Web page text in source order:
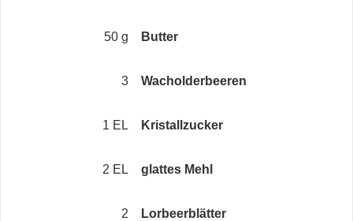
50 g Butter
3 Wacholderbeeren
1 EL Kristallzucker
2 EL glattes Mehl
2 Lorbeerblätter